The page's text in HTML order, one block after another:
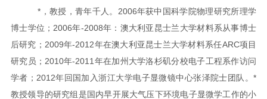
*，教授，青年千人。2006年获中国科学院物理研究所理学
博士学位；2006年-2008年：澳大利亚昆士兰大学材料系从事博士
后研究；2009年-2012年在澳大利亚昆士兰大学材料系任ARC项目
研究员；2010年-2011年在加州大学洛杉矶分校电子工程系作访问
学者；2012年回国加入浙江大学电子显微镜中心张泽院士团队。*
教授领导的研究组是国内早开展大气压下环境电子显微学工作的小